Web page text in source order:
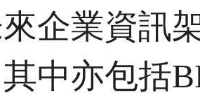
企業資訊
中亦包括